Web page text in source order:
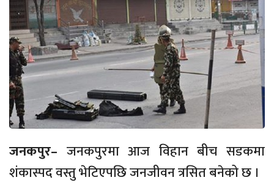
जनकपुर– जनकपुरमा आज विहान बीच सडकमा
शंकास्पद वस्तु भेटिएपछि जनजीवन त्रसित बनेको छ ।